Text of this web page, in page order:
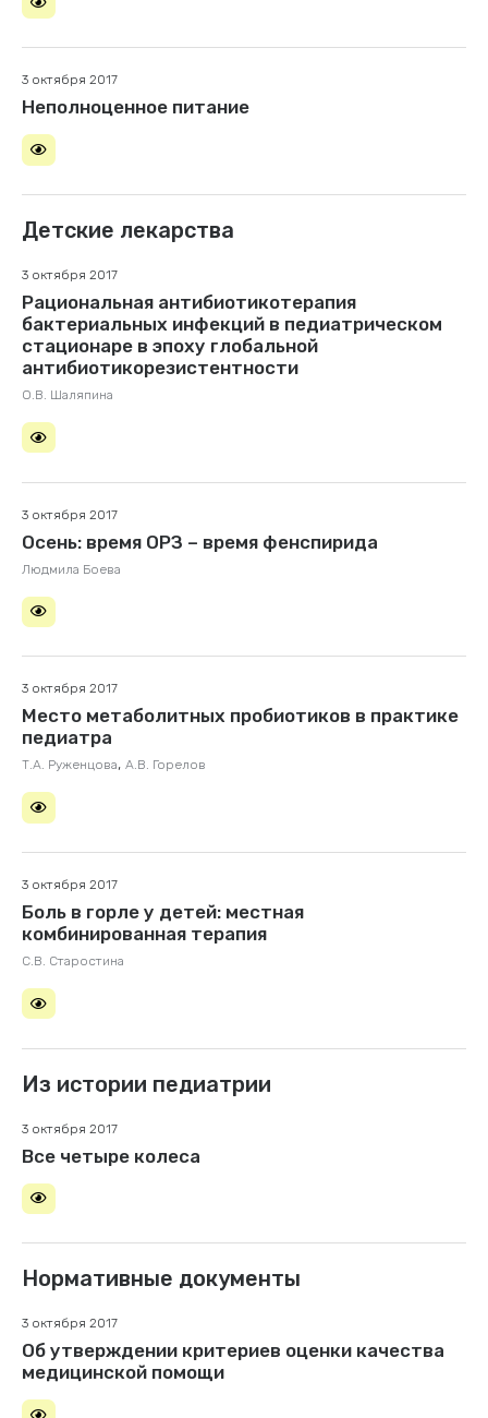
3 октября 2017
Неполноценное питание
Детские лекарства
3 октября 2017
Рациональная антибиотикотерапия
бактериальных инфекций в педиатрическом
стационаре в эпоху глобальной
антибиотикорезистентности
О.В. Шаляпина
3 октября 2017
Осень: время ОРЗ – время фенспирида
Людмила Боева
3 октября 2017
Место метаболитных пробиотиков в практике
педиатра
Т.А. Руженцова, А.В. Горелов
3 октября 2017
Боль в горле у детей: местная
комбинированная терапия
С.В. Старостина
Из истории педиатрии
3 октября 2017
Все четыре колеса
Нормативные документы
3 октября 2017
Об утверждении критериев оценки качества
медицинской помощи